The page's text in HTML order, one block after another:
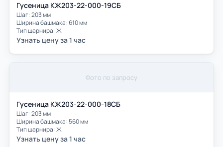
Гусеница КЖ203-22-000-19СБ
Шаг: 203 мм
Ширина башмака: 610 мм
Тип шарнира: Ж
Узнать цену за 1 час
Фото по запросу
Гусеница КЖ203-22-000-18СБ
Шаг: 203 мм
Ширина башмака: 560 мм
Тип шарнира: Ж
Узнать цену за 1 час